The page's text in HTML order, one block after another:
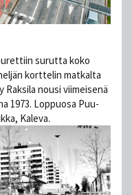
surutta koko
korttelin matkalta
Raksila nousi viimeisenä
1973. Loppuosa Puu-
Kaleva.